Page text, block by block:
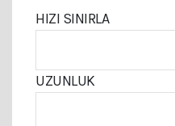
HIZI SINIRLA
UZUNLUK